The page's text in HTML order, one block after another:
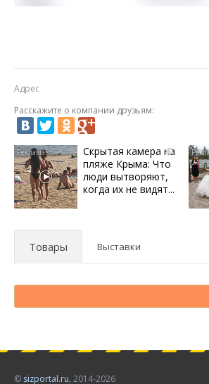
Адрес
Расскажите о компании друзьям:
i
Скрытая камера на
пляже Крыма: Что
люди вытворяют,
когда их не видят...
Товары Выставки
© sizportal.ru, 2014-2026